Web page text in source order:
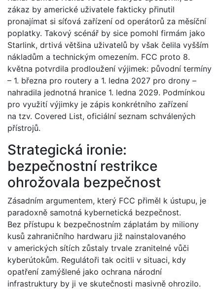
zákaz by americké uživatele fakticky přinutil
pronajímat si síťová zařízení od operátorů za měsíční
poplatky. Takový scénář by sice pomohl firmám jako
Starlink, drtivá většina uživatelů by však čelila vyšším
nákladům a technickým omezením. FCC proto 8.
května potvrdila prodloužení výjimek: původní termíny
– 1. března pro routery a 1. ledna 2027 pro drony –
nahradila jednotná hranice 1. ledna 2029. Podmínkou
pro využití výjimky je zápis konkrétního zařízení
na tzv. Covered List, oficiální seznam schválených
přístrojů.
Strategická ironie:
bezpečnostní restrikce
ohrožovala bezpečnost
Zásadním argumentem, který FCC přiměl k ústupu, je
paradoxně samotná kybernetická bezpečnost.
Bez přístupu k bezpečnostním záplatám by miliony
kusů zahraničního hardwaru již nainstalovaného
v amerických sítích zůstaly trvale zranitelné vůči
kyberútokům. Regulátoři tak ocitli v situaci, kdy
opatření zamýšlené jako ochrana národní
infrastruktury by ji ve skutečnosti masivně ohrozilo.